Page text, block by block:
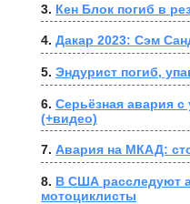
3. Кен Блок погиб в
4. Дакар 2023: Сэм
5. Эндурист погиб,
6. Серьёзная авария
(+видео)
7. Авария на МКАД:
8. В США расследуют
мотоциклисты